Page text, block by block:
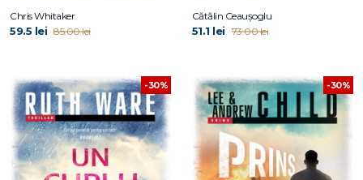
Chris Whitaker
59.5 lei 85.00 lei
Cătălin Ceaușoglu
51.1 lei 73.00 lei
-30% -30%